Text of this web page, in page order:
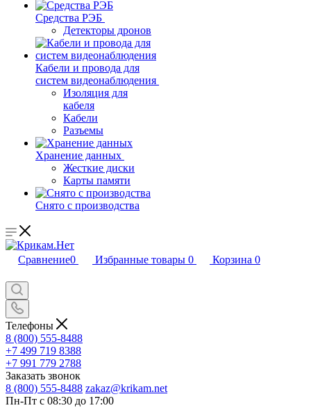
Средства РЭБ
Детекторы дронов
Кабели и провода для
систем видеонаблюдения
Изоляция для
кабеля
Кабели
Разъемы
Хранение данных
Жесткие диски
Карты памяти
Снято с производства
Сравнение0 Избранные товары 0 Корзина 0
Телефоны
8 (800) 555-8488
+7 499 719 8388
+7 991 779 2788
Заказать звонок
8 (800) 555-8488 zakaz@krikam.net
Пн-Пт с 08:30 до 17:00